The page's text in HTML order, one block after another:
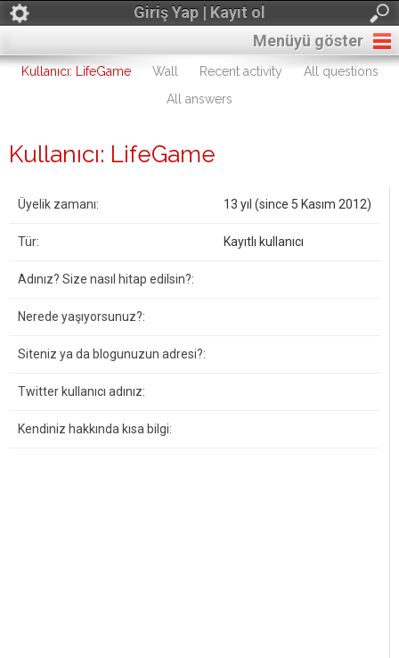
Giriş Yap | Kayıt ol
Menüyü göster
Kullanıcı: LifeGame Wall Recent activity
All questions
All answers
Kullanıcı: LifeGame
Üyelik zamanı: 13 yıl (since 5 Kasım 2012)
Tür: Kayıtlı kullanıcı
Adınız? Size nasıl hitap edilsin?:
Nerede yaşıyorsunuz?:
Siteniz ya da blogunuzun adresi?:
Twitter kullanıcı adınız:
Kendiniz hakkında kısa bilgi: